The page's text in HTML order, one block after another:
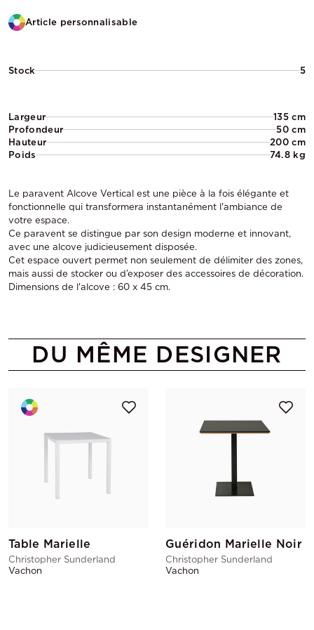
Article personnalisable
Stock 5
Largeur
135 cm
Profondeur
50 cm
Hauteur
200 cm
Poids
74.8 kg
Le paravent Alcove Vertical est une pièce à la fois élégante et
fonctionnelle qui transformera instantanément l'ambiance de
votre espace.
Ce paravent se distingue par son design moderne et innovant,
avec une alcove judicieusement disposée.
Cet espace ouvert permet non seulement de délimiter des zones,
mais aussi de stocker ou d’exposer des accessoires de décoration.
Dimensions de l'alcove : 60 x 45 cm.
DU MÊME DESIGNER
Table Marielle
Christopher Sunderland
Vachon
Guéridon Marielle Noir
Christopher Sunderland
Vachon